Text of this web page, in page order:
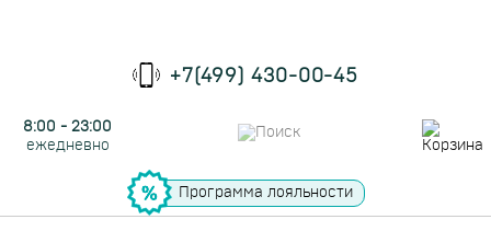
+7(499) 430-00-45
8:00 - 23:00
ежедневно
Программа лояльности